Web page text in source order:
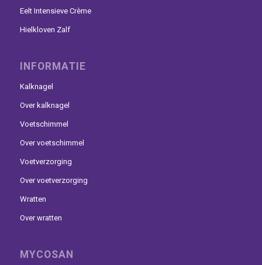
Eelt Intensieve Crème
Hielkloven Zalf
INFORMATIE
Kalknagel
Over kalknagel
Voetschimmel
Over voetschimmel
Voetverzorging
Over voetverzorging
Wratten
Over wratten
MYCOSAN